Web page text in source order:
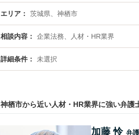
エリア 茨城県、神栖市
相談内容 企業法務、人材・HR業界
詳細条件 未選択
神栖市から近い人材・HR業界に強い弁護
加藤 怜 弁